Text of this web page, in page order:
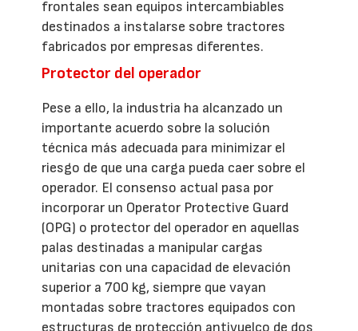
frontales sean equipos intercambiables
destinados a instalarse sobre tractores
fabricados por empresas diferentes.
Protector del operador
Pese a ello, la industria ha alcanzado un
importante acuerdo sobre la solución
técnica más adecuada para minimizar el
riesgo de que una carga pueda caer sobre el
operador. El consenso actual pasa por
incorporar un Operator Protective Guard
(OPG) o protector del operador en aquellas
palas destinadas a manipular cargas
unitarias con una capacidad de elevación
superior a 700 kg, siempre que vayan
montadas sobre tractores equipados con
estructuras de protección antivuelco de dos